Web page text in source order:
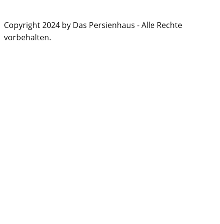
Copyright 2024 by Das Persienhaus - Alle Rechte
vorbehalten.